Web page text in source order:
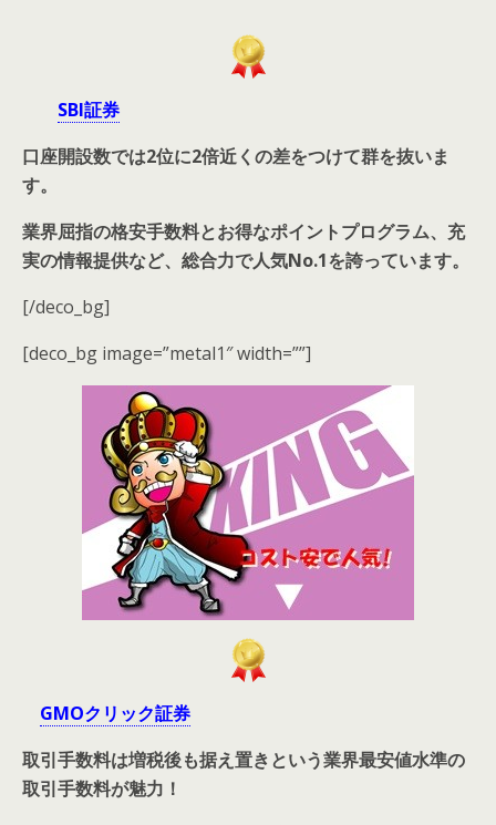
SBI証券
口座開設数では2位に2倍近くの差をつけて群を抜いま
す。
業界屈指の格安手数料とお得なポイントプログラム、充
実の情報提供など、総合力で人気No.1を誇っています。
[/deco_bg]
[deco_bg image=”metal1″ width=””]
GMOクリック証券
取引手数料は増税後も据え置きという業界最安値水準の
取引手数料が魅力！